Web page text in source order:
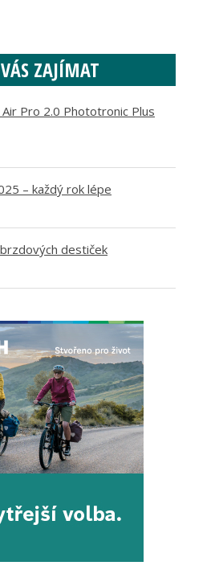
ZAJÍMAT
Pro 2.0 Phototronic Plus
– každý rok lépe
destiček